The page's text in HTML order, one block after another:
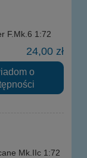
F.Mk.6 1:72
24,00 zł
o
Mk.IIc 1:72